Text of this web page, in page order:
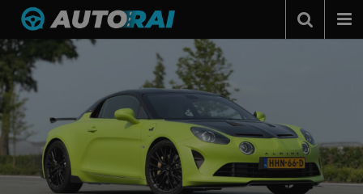
Autonieuws
Podcast
Autotests
Automerken
Adverteren